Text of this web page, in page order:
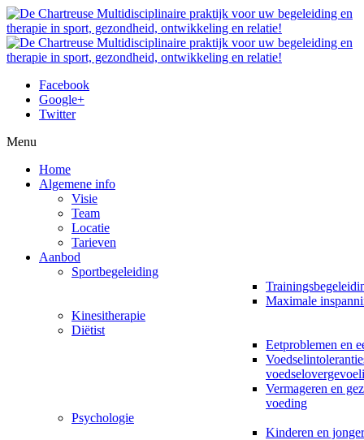
Facebook
Google+
Twitter
Menu
Home
Algemene info
Visie
Team
Locatie
Tarieven
Aanbod
Sportbegeleiding
Maximale
Kinesitherapie
Diëtist
Eetproblemen en
Vermageren en
voeding
Psychologie
Kinderen en